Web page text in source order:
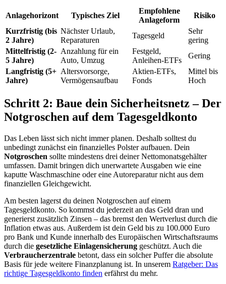
Anlagehorizont Typisches Ziel
Empfohlene
Anlageform
Risiko
Kurzfristig (bis
2 Jahre)
Nächster Urlaub,
Reparaturen
Tagesgeld
Sehr
gering
Mittelfristig (2-
5 Jahre)
Anzahlung für ein
Auto, Umzug
Festgeld,
Anleihen-ETFs
Gering
Langfristig (5+
Jahre)
Altersvorsorge,
Vermögensaufbau
Aktien-ETFs,
Fonds
Mittel bis
Hoch
Schritt 2: Baue dein Sicherheitsnetz – Der
Notgroschen auf dem Tagesgeldkonto
Das Leben lässt sich nicht immer planen. Deshalb solltest du
unbedingt zunächst ein finanzielles Polster aufbauen. Dein
Notgroschen sollte mindestens drei deiner Nettomonatsgehälter
umfassen. Damit bringen dich unerwartete Ausgaben wie eine
kaputte Waschmaschine oder eine Autoreparatur nicht aus dem
finanziellen Gleichgewicht.
Am besten lagerst du deinen Notgroschen auf einem
Tagesgeldkonto. So kommst du jederzeit an das Geld dran und
generierst zusätzlich Zinsen – das bremst den Wertverlust durch die
Inflation etwas aus. Außerdem ist dein Geld bis zu 100.000 Euro
pro Bank und Kunde innerhalb des Europäischen Wirtschaftsraums
durch die gesetzliche Einlagensicherung geschützt. Auch die
Verbraucherzentrale betont, dass ein solcher Puffer die absolute
Basis für jede weitere Finanzplanung ist. In unserem Ratgeber: Das
richtige Tagesgeldkonto finden erfährst du mehr.